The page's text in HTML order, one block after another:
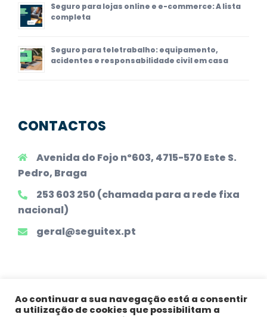
Seguro para lojas online e e-commerce: A lista
completa
Seguro para teletrabalho: equipamento,
acidentes e responsabilidade civil em casa
CONTACTOS
Avenida do Fojo nº603, 4715-570 Este S.
Pedro, Braga
253 603 250 (chamada para a rede fixa
nacional)
geral@seguitex.pt
Ao continuar a sua navegação está a consentir
a utilização de cookies que possibilitam a